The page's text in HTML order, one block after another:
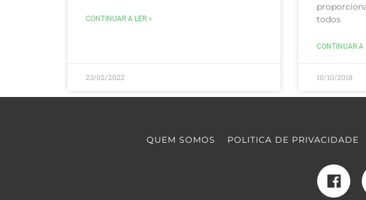
CONTINUAR A LER »
23/02/2022
todos
CONTINUAR A
10/10/2018
QUEM SOMOS POLITICA DE PRIVACIDADE